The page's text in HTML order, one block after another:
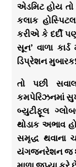
એડમિટ હોય
કલાક
કરીએ કે દર્દી
સૂન’ વાળા
ડિપ્રેશન મુબારક!
તો પછી
કમપેરિઝનમાં
બ્યુટીફૂલ
થોડાક અભાવ
સમૃદ્ધ થવાના
યંગજનરેશન જ શું